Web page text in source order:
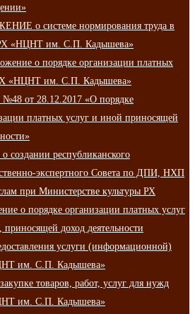
о системе нормирования труда в
«НЦНТ им. С.П. Кадышева»
о порядке организации платных
«НЦНТ им. С.П. Кадышева»
№48 от 28.12.2017 «О порядке
платных услуг и иной приносящей
создании республиканского
экспертного Совета по ДПИ, НХП
при Министерстве культуры РХ
о порядке организации платных услуг
доход деятельности
услуги (информационной)
им. С.П. Кадышева»
товаров, работ, услуг для нужд
им. С.П. Кадышева»